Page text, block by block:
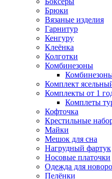
Брюки
Вязаные изделия
Гарнитур
Кенгуру
Клеёнка
Колготки
Комбинезоны
Комплект
Комплекты от 1
Комплеты
Кофточка
Крестильные
Майки
Мешок для сна
Нагрудный фартук
Носовые платочки
Одежда для
Пелёнки